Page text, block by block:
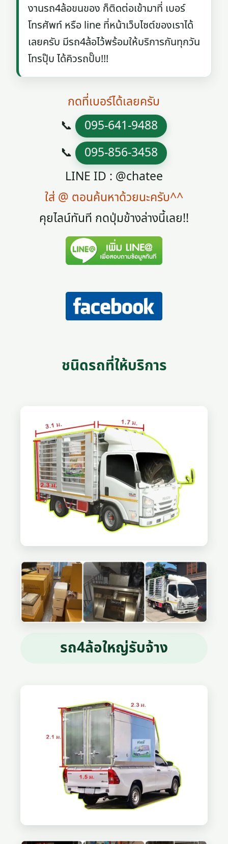
งานรถ4ล้อขนของ ก็ติดต่อเข้ามาที่ เบอร์
โทรศัพท์ หรือ line ที่หน้าเว็บไซต์ของเราได้
เลยครับ มีรถ4ล้อไว้พร้อมให้บริการกันทุกวัน
โทรปุ๊บ ได้คิวรถปั๊บ!!!
กดที่เบอร์ได้เลยครับ
📞 095-641-9488
📞 095-856-3458
LINE ID : @chatee
ใส่ @ ตอนค้นหาด้วยนะครับ^^
คุยไลน์ทันที กดปุ่มข้างล่างนี้เลย!!
ชนิดรถที่ให้บริการ
รถ4ล้อใหญ่รับจ้าง